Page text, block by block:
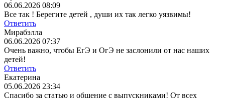
06.06.2026 08:09
Все так ! Берегите детей , души их так легко уязвимы!
Ответить
Мирабэлла
06.06.2026 07:37
Очень важно, чтобы ЕгЭ и ОгЭ не заслонили от нас наших
детей!
Ответить
Екатерина
05.06.2026 23:34
Спасибо за статью и общение с выпускниками! От всех